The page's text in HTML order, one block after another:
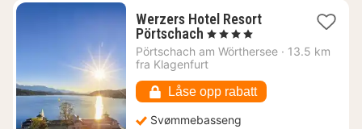
Werzers Hotel Resort
Pörtschach 1
natt
fra
kr.
, 4 Stjerner
Pörtschach am Wörthersee · 13.5 km
fra Klagenfurt
Låse opp rabatt
Svømmebasseng